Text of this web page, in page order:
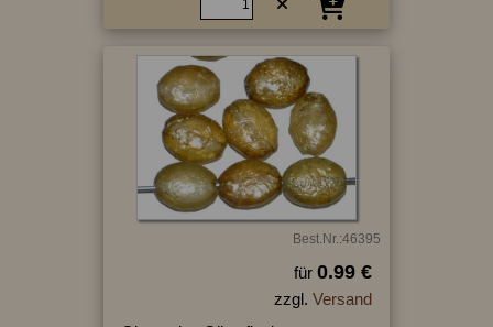
Best.Nr.:46395
für 0.99 €
zzgl. Versand